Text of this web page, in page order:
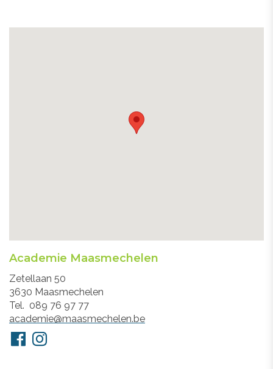
Academie Maasmechelen
Adres
Zetellaan 50
3630 Maasmechelen
Tel.
089 76 97 77
E-
mail
academie@maasmechelen.be
Volg
ons
FacebookInstagram